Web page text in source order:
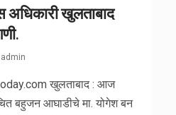
अधिकारी खुलताबाद
admin
खुलताबाद : आज
बहुजन आघाडीचे मा. योगेश बन